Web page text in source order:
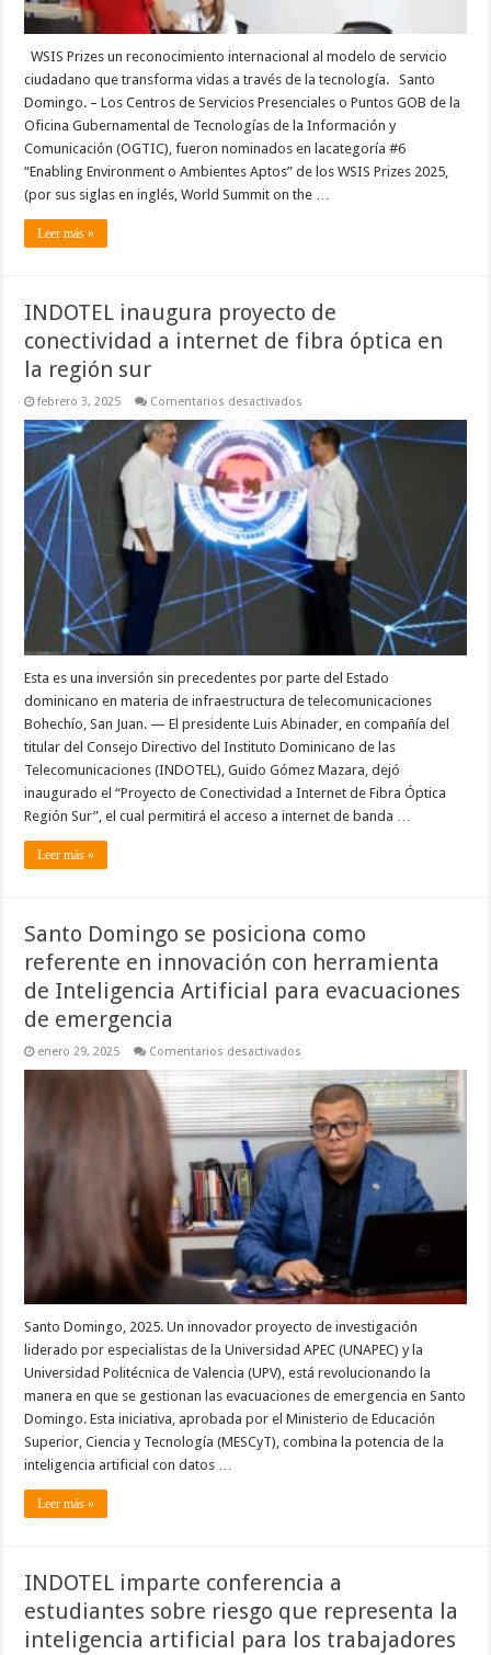
WSIS Prizes un reconocimiento internacional al modelo de servicio
ciudadano que transforma vidas a través de la tecnología. Santo
Domingo. – Los Centros de Servicios Presenciales o Puntos GOB de la
Oficina Gubernamental de Tecnologías de la Información y
Comunicación (OGTIC), fueron nominados en lacategoría #6
“Enabling Environment o Ambientes Aptos” de los WSIS Prizes 2025,
(por sus siglas en inglés, World Summit on the …
Leer más »
INDOTEL inaugura proyecto de
conectividad a internet de fibra óptica en
la región sur
febrero 3, 2025 Comentarios desactivados
inaugura
proyecto
de
conectividad
a
internet
de
fibra
óptica
en
la
región
sur
Esta es una inversión sin precedentes por parte del Estado
dominicano en materia de infraestructura de telecomunicaciones
Bohechío, San Juan. — El presidente Luis Abinader, en compañía del
titular del Consejo Directivo del Instituto Dominicano de las
Telecomunicaciones (INDOTEL), Guido Gómez Mazara, dejó
inaugurado el “Proyecto de Conectividad a Internet de Fibra Óptica
Región Sur”, el cual permitirá el acceso a internet de banda …
Leer más »
Santo Domingo se posiciona como
referente en innovación con herramienta
de Inteligencia Artificial para evacuaciones
de emergencia
enero 29, 2025 Comentarios desactivados
Domingo
se
posiciona
como
referente
en
innovación
con
herramienta
de
Inteligencia
Artificial
para
evacuaciones
de
emergencia
Santo Domingo, 2025. Un innovador proyecto de investigación
liderado por especialistas de la Universidad APEC (UNAPEC) y la
Universidad Politécnica de Valencia (UPV), está revolucionando la
manera en que se gestionan las evacuaciones de emergencia en Santo
Domingo. Esta iniciativa, aprobada por el Ministerio de Educación
Superior, Ciencia y Tecnología (MESCyT), combina la potencia de la
inteligencia artificial con datos …
Leer más »
INDOTEL imparte conferencia a
estudiantes sobre riesgo que representa la
inteligencia artificial para los trabajadores